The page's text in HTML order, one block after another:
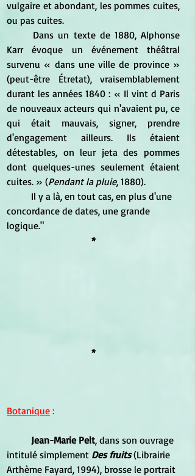
vulgaire et abondant, les pommes cuites,
ou pas cuites.
Karr évoque un événement théâtral
survenu « dans une ville de province »
(peut-être Étretat), vraisemblablement
durant les années 1840 : « Il vint d Paris
de nouveaux acteurs qui n'avaient pu, ce
qui était mauvais, signer, prendre
d'engagement ailleurs. Ils étaient
détestables, on leur jeta des pommes
dont quelques-unes seulement étaient
cuites. » (Pendant la pluie, 1880).
concordance de dates, une grande
logique."
*
*
Botanique :
Jean-Marie Pelt, dans son ouvrage
intitulé simplement Des fruits (Librairie
Arthème Fayard, 1994), brosse le portrait